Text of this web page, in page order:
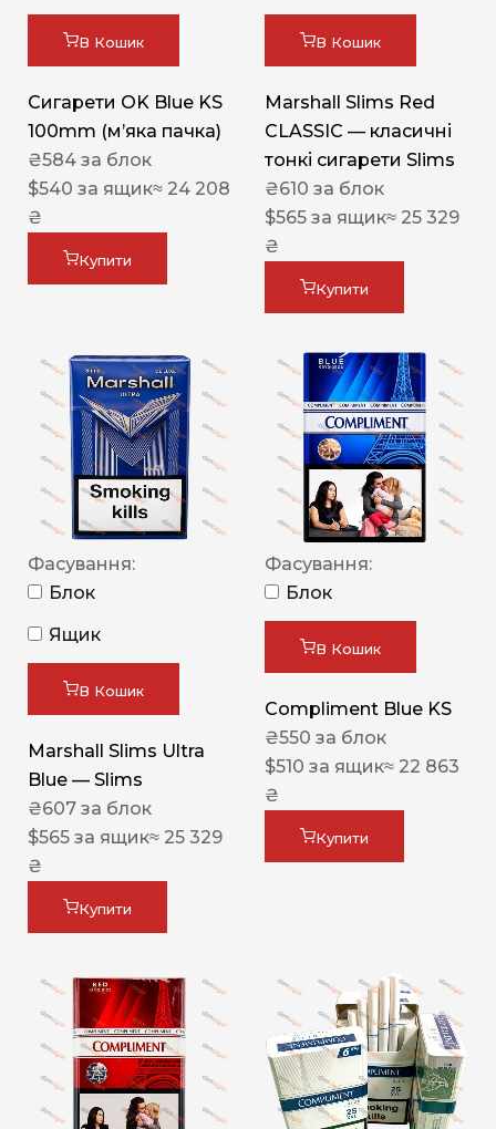
В Кошик
Сигарети OK Blue KS
100mm (м’яка пачка)
₴584 за блок
$540 за ящик≈ 24 208
₴
Купити
В Кошик
Marshall Slims Red
CLASSIC — класичні
тонкі сигарети Slims
₴610 за блок
$565 за ящик≈ 25 329
₴
Купити
Фасування:
Блок
Ящик
В Кошик
Marshall Slims Ultra
Blue — Slims
₴607 за блок
$565 за ящик≈ 25 329
₴
Купити
Фасування:
Блок
В Кошик
Compliment Blue KS
₴550 за блок
$510 за ящик≈ 22 863
₴
Купити